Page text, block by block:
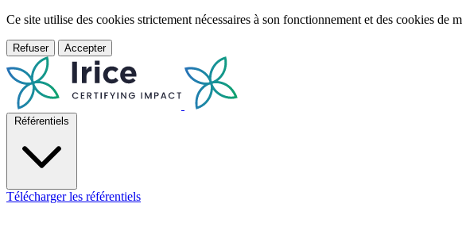
Ce site utilise des cookies strictement nécessaires à son fonctionnement et des cookies
Refuser Accepter
Référentiels
Télécharger les référentiels